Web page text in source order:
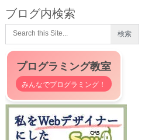
ブログ内検索
プログラミング教室
みんなでプログラミング！